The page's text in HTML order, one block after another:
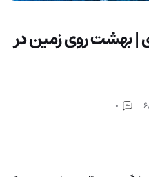
| بهشت روی زمین در